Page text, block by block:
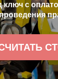
ключ с